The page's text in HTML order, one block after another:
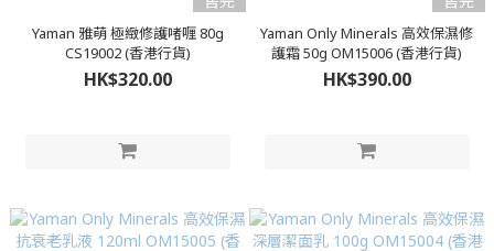
Yaman 雅萌 極緻修護啫喱 80g
CS19002 (香港行貨)
HK$320.00
Yaman Only Minerals 高效保濕修
護霜 50g OM15006 (香港行貨)
HK$390.00